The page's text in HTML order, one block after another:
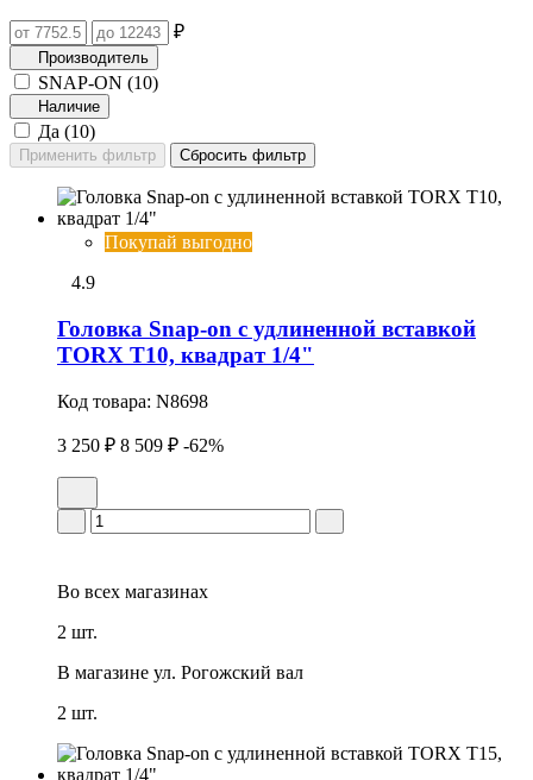
₽
Производитель
SNAP-ON (10)
Наличие
Да (10)
Покупай выгодно
4.9
Головка Snap-on с удлиненной вставкой
TORX T10, квадрат 1/4"
Код товара: N8698
3 250 ₽ 8 509 ₽ -62%
Во всех магазинах
2 шт.
В магазине ул. Рогожский вал
2 шт.